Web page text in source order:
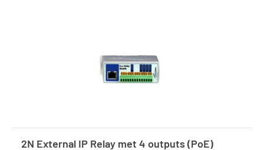
2N External IP Relay met 4 outputs (PoE)